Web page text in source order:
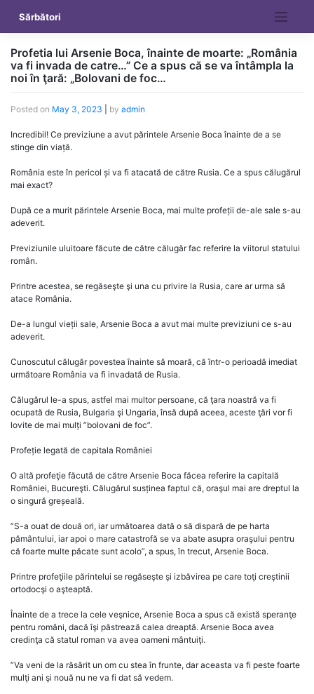
content
Sărbători
Profetia lui Arsenie Boca, înainte de moarte: „România
va fi invada de catre…” Ce a spus că se va întâmpla la
noi în ţară: „Bolovani de foc…
Posted on May 3, 2023 by admin
Incredibil! Ce previziune a avut părintele Arsenie Boca înainte de a se
stinge din viață.
România este în pericol și va fi atacată de către Rusia. Ce a spus călugărul
mai exact?
După ce a murit părintele Arsenie Boca, mai multe profeții de-ale sale s-au
adeverit.
Previziunile uluitoare făcute de către călugăr fac referire la viitorul statului
român.
Printre acestea, se regăseşte şi una cu privire la Rusia, care ar urma să
atace România.
De-a lungul vieții sale, Arsenie Boca a avut mai multe previziuni ce s-au
adeverit.
Cunoscutul călugăr povestea înainte să moară, că într-o perioadă imediat
următoare România va fi invadată de Rusia.
Călugărul le-a spus, astfel mai multor persoane, că ţara noastră va fi
ocupată de Rusia, Bulgaria şi Ungaria, însă după aceea, aceste ţări vor fi
lovite de mai mulți ”bolovani de foc”.
Profeție legată de capitala României
O altă profeţie făcută de către Arsenie Boca făcea referire la capitală
României, Bucureşti. Călugărul susținea faptul că, oraşul mai are dreptul la
o singură greșeală.
”S-a ouat de două ori, iar următoarea dată o să dispară de pe harta
pământului, iar apoi o mare catastrofă se va abate asupra oraşului pentru
că foarte multe păcate sunt acolo”, a spus, în trecut, Arsenie Boca.
Printre profeţiile părintelui se regăseşte şi izbăvirea pe care toţi creştinii
ortodocşi o aşteaptă.
Înainte de a trece la cele veşnice, Arsenie Boca a spus că există speranţe
pentru români, dacă îşi păstrează calea dreaptă. Arsenie Boca avea
credinţa că statul roman va avea oameni mântuiţi.
”Va veni de la răsărit un om cu stea în frunte, dar aceasta va fi peste foarte
mulţi ani şi nouă nu ne va fi dat să vedem.